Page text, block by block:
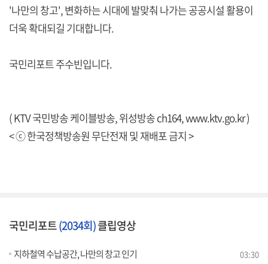
'나만의 창고', 변화하는 시대에 발맞춰 나가는 공공시설 활용이
더욱 확대되길 기대합니다.
국민리포트 주수빈입니다.
( KTV 국민방송 케이블방송, 위성방송 ch164,www.ktv.go.kr)
< ⓒ 한국정책방송원 무단전재 및 재배포 금지 >
국민리포트(2034회)클립영상
지하철역 수납공간, 나만의 창고 인기 03:30